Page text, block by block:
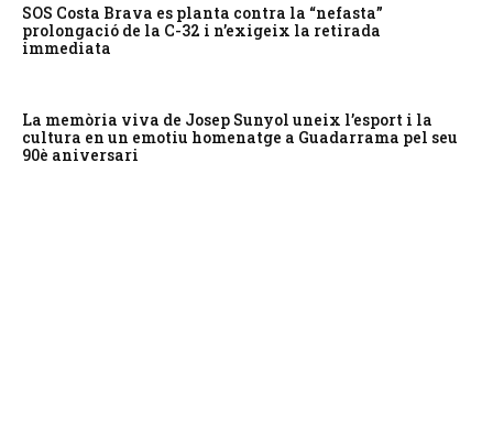
SOS Costa Brava es planta contra la “nefasta”
prolongació de la C-32 i n’exigeix la retirada
immediata
La memòria viva de Josep Sunyol uneix l’esport i la
cultura en un emotiu homenatge a Guadarrama pel seu
90è aniversari